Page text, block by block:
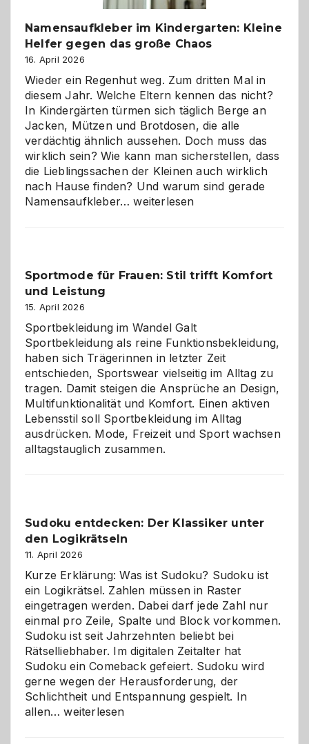
Namensaufkleber im Kindergarten: Kleine
Helfer gegen das große Chaos
16. April 2026
Wieder ein Regenhut weg. Zum dritten Mal in
diesem Jahr. Welche Eltern kennen das nicht?
In Kindergärten türmen sich täglich Berge an
Jacken, Mützen und Brotdosen, die alle
verdächtig ähnlich aussehen. Doch muss das
wirklich sein? Wie kann man sicherstellen, dass
die Lieblingssachen der Kleinen auch wirklich
nach Hause finden? Und warum sind gerade
Namensaufkleber…Namensaufkleber
gegen
Chaos
weiterlesen
Sportmode für Frauen: Stil trifft Komfort
und Leistung
15. April 2026
Sportbekleidung im Wandel Galt
Sportbekleidung als reine Funktionsbekleidung,
haben sich Trägerinnen in letzter Zeit
entschieden, Sportswear vielseitig im Alltag zu
tragen. Damit steigen die Ansprüche an Design,
Multifunktionalität und Komfort. Einen aktiven
Lebensstil soll Sportbekleidung im Alltag
ausdrücken. Mode, Freizeit und Sport wachsen
alltagstauglich zusammen.
Sudoku entdecken: Der Klassiker unter
den Logikrätseln
11. April 2026
Kurze Erklärung: Was ist Sudoku? Sudoku ist
ein Logikrätsel. Zahlen müssen in Raster
eingetragen werden. Dabei darf jede Zahl nur
einmal pro Zeile, Spalte und Block vorkommen.
Sudoku ist seit Jahrzehnten beliebt bei
Rätselliebhaber. Im digitalen Zeitalter hat
Sudoku ein Comeback gefeiert. Sudoku wird
gerne wegen der Herausforderung, der
Schlichtheit und Entspannung gespielt. In
allen…Sudoku
weiterlesen